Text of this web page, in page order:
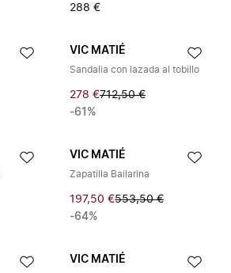
288 €
VIC MATIÉ
Sandalia con lazada al tobillo
278 €712,50 €
-61%
VIC MATIÉ
Zapatilla Bailarina
197,50 €553,50 €
-64%
VIC MATIÉ